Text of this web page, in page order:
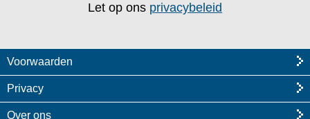
Let op ons privacybeleid
Voorwaarden
Privacy
Over ons